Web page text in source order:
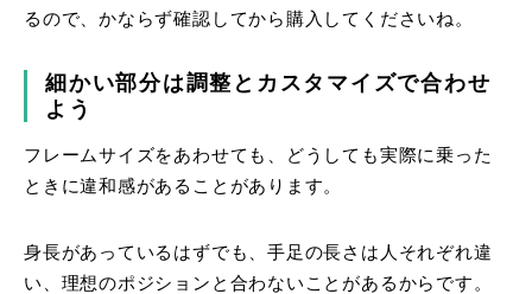
るので、かならず確認してから購入してくださいね。
細かい部分は調整とカスタマイズで合わせ
よう
フレームサイズをあわせても、どうしても実際に乗った
ときに違和感があることがあります。
身長があっているはずでも、手足の長さは人それぞれ違
い、理想のポジションと合わないことがあるからです。